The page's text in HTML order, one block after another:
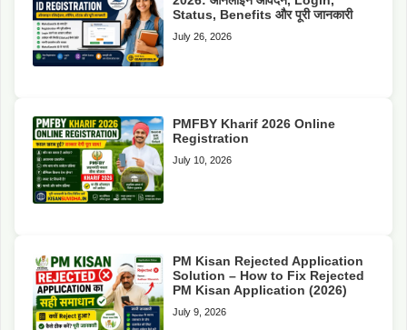
Status, Benefits और पूरी जानकारी
July 26, 2026
PMFBY Kharif 2026 Online
Registration
July 10, 2026
PM Kisan Rejected Application
Solution – How to Fix Rejected
PM Kisan Application (2026)
July 9, 2026